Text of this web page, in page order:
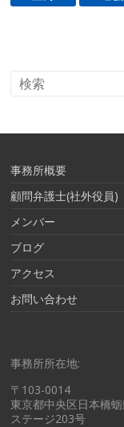
事務所概要
顧問弁護士(社外役員)
メンバー
ブログ
アクセス
お問い合わせ
事務所所在地:
〒103-0014
東京都中央区日本橋
ステージ203号